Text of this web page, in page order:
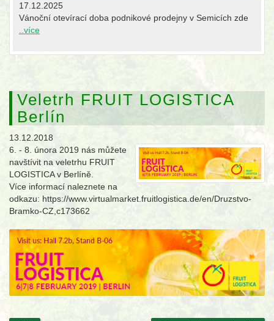
17.12.2025
Vánoční otevírací doba podnikové prodejny v Semicích zde
..více
Veletrh FRUIT LOGISTICA
Berlín
13.12.2018
6. - 8. února 2019 nás můžete
navštívit na veletrhu FRUIT
LOGISTICA v Berlíně.
Více informací naleznete na
odkazu: https://www.virtualmarket.fruitlogistica.de/en/Druzstvo-
Bramko-CZ,c173662